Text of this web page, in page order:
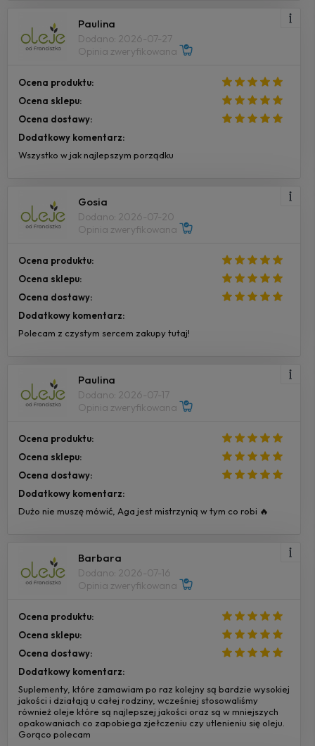
Paulina
Dodano: 2026-07-27
Opinia zweryfikowana
Ocena produktu:
Ocena sklepu:
Ocena dostawy:
Dodatkowy komentarz:
Wszystko w jak najlepszym porządku
Gosia
Dodano: 2026-07-20
Opinia zweryfikowana
Ocena produktu:
Ocena sklepu:
Ocena dostawy:
Dodatkowy komentarz:
Polecam z czystym sercem zakupy tutaj!
Paulina
Dodano: 2026-07-17
Opinia zweryfikowana
Ocena produktu:
Ocena sklepu:
Ocena dostawy:
Dodatkowy komentarz:
Dużo nie muszę mówić, Aga jest mistrzynią w tym co robi 🔥
Barbara
Dodano: 2026-07-16
Opinia zweryfikowana
Ocena produktu:
Ocena sklepu:
Ocena dostawy:
Dodatkowy komentarz:
Suplementy, które zamawiam po raz kolejny są bardzie wysokiej
jakości i działają u całej rodziny, wcześniej stosowaliśmy
również oleje które są najlepszej jakości oraz są w mniejszych
opakowaniach co zapobiega zjełczeniu czy utlenieniu się oleju.
Gorąco polecam